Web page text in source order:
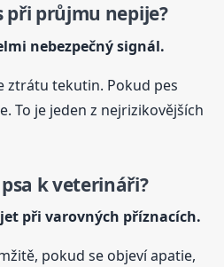
při průjmu nepije?
nebezpečný signál.
ztrátu tekutin. Pokud pes
To je jeden z nejrizikovějších
k veterináři?
při varovných příznacích.
pokud se objeví apatie,